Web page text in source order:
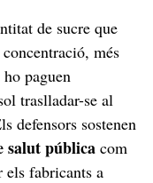
de sucre que
més
paguen
traslladar-se al
defensors sostenen
salut pública com
fabricants a